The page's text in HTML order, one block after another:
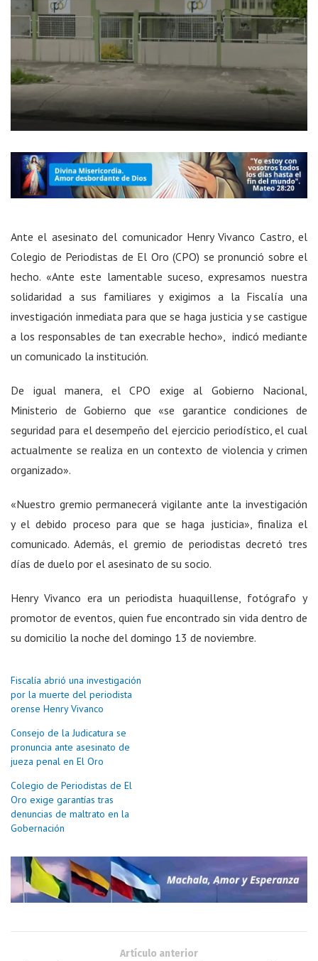
Ante el asesinato del comunicador Henry Vivanco Castro, el
Colegio de Periodistas de El Oro (CPO) se pronunció sobre el
hecho. «Ante este lamentable suceso, expresamos nuestra
solidaridad a sus familiares y exigimos a la Fiscalía una
investigación inmediata para que se haga justicia y se castigue
a los responsables de tan execrable hecho», indicó mediante
un comunicado la institución.
De igual manera, el CPO exige al Gobierno Nacional,
Ministerio de Gobierno que «se garantice condiciones de
seguridad para el desempeño del ejercicio periodístico, el cual
actualmente se realiza en un contexto de violencia y crimen
organizado».
«Nuestro gremio permanecerá vigilante ante la investigación
y el debido proceso para que se haga justicia», finaliza el
comunicado. Además, el gremio de periodistas decretó tres
días de duelo por el asesinato de su socio.
Henry Vivanco era un periodista huaquillense, fotógrafo y
promotor de eventos, quien fue encontrado sin vida dentro de
su domicilio la noche del domingo 13 de noviembre.
Fiscalía abrió una investigación
por la muerte del periodista
orense Henry Vivanco
Consejo de la Judicatura se
pronuncia ante asesinato de
jueza penal en El Oro
Colegio de Periodistas de El
Oro exige garantías tras
denuncias de maltrato en la
Gobernación
Artículo anterior